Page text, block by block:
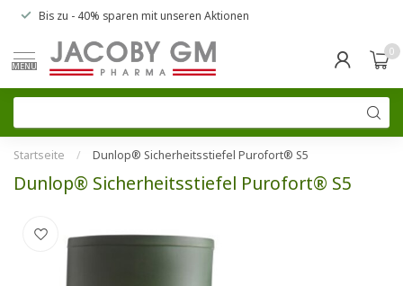
Bis zu - 40% sparen mit unseren Aktionen
MENU
0
Startseite / Dunlop® Sicherheitsstiefel Purofort® S5
Dunlop® Sicherheitsstiefel Purofort® S5